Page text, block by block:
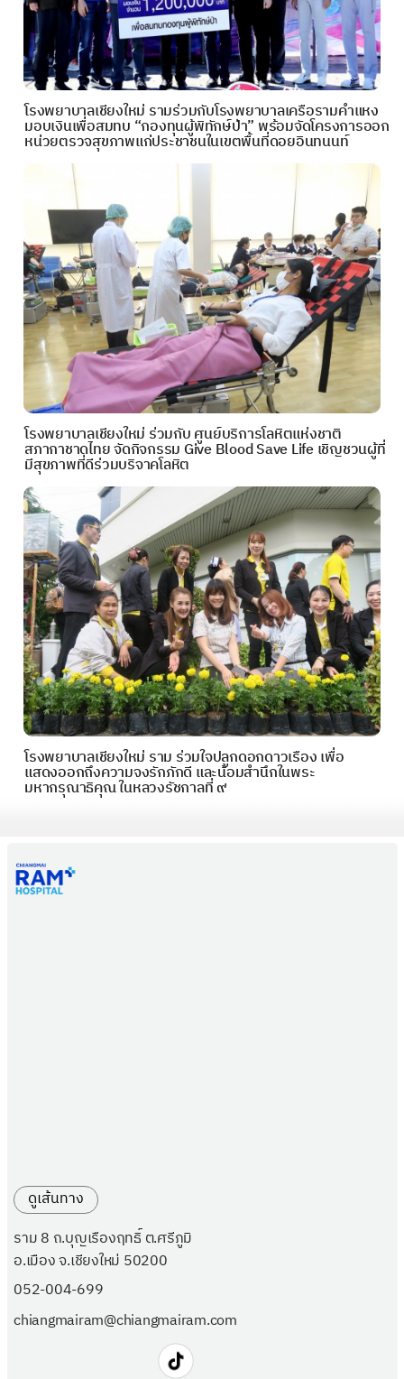
โรงพยาบาลเชียงใหม่ รามร่วมกับโรงพยาบาลเครือรามคำแหง
มอบเงินเพื่อสมทบ “กองทุนผู้พิทักษ์ป่า” พร้อมจัดโครงการออก
หน่วยตรวจสุขภาพแก่ประชาชนในเขตพื้นที่ดอยอินทนนท์
โรงพยาบาลเชียงใหม่ ร่วมกับ ศูนย์บริการโลหิตแห่งชาติ
สภากาชาดไทย จัดกิจกรรม Give Blood Save Life เชิญชวนผู้ที่
มีสุขภาพที่ดีร่วมบริจาคโลหิต
โรงพยาบาลเชียงใหม่ ราม ร่วมใจปลูกดอกดาวเรือง เพื่อ
แสดงออกถึงความจงรักภักดี และน้อมสำนึกในพระ
มหากรุณาธิคุณ ในหลวงรัชกาลที่ ๙
ดูเส้นทาง
ราม 8 ถ.บุญเรืองฤทธิ์ ต.ศรีภูมิ
อ.เมือง จ.เชียงใหม่ 50200
052-004-699
chiangmairam@chiangmairam.com